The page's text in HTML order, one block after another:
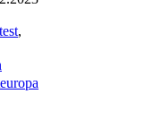
,